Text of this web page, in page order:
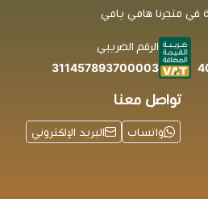
في متجرنا هامي يامي
الرقم الضريبي
311457893700003
تواصل معنا
واتساب البريد الإلكتروني